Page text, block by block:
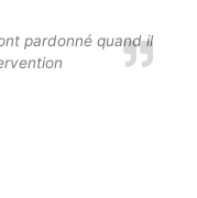
pardonné quand il